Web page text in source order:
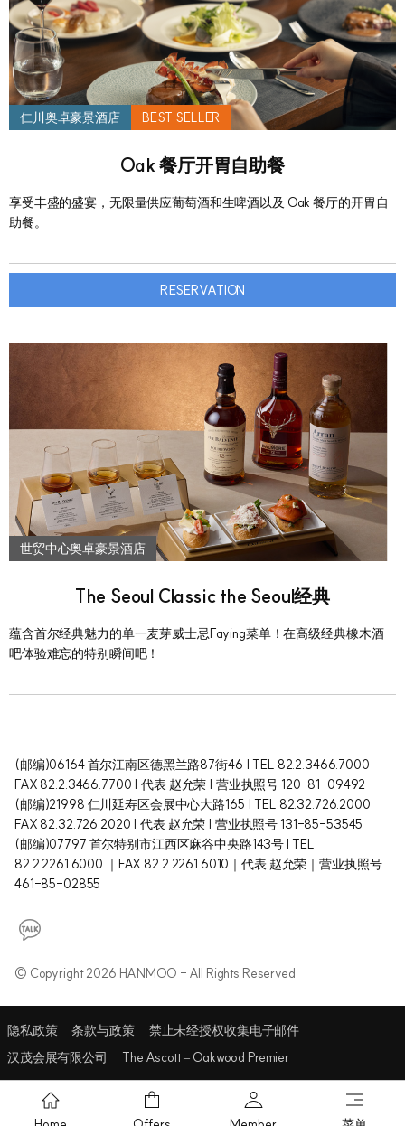
仁川奥卓豪景酒店 BEST SELLER
Oak 餐厅开胃自助餐
享受丰盛的盛宴，无限量供应葡萄酒和生啤酒以及 Oak 餐厅的开胃自
助餐。
RESERVATION
世贸中心奥卓豪景酒店
The Seoul Classic the Seoul经典
蕴含首尔经典魅力的单一麦芽威士忌Faying菜单！在高级经典橡木酒
吧体验难忘的特别瞬间吧！
(邮编)06164 首尔江南区德黑兰路87街46 | TEL 82.2.3466.7000
FAX 82.2.3466.7700 | 代表 赵允荣 | 营业执照号 120-81-09492
(邮编)21998 仁川延寿区会展中心大路165 | TEL 82.32.726.2000
FAX 82.32.726.2020 | 代表 赵允荣 | 营业执照号 131-85-53545
(邮编)07797 首尔特别市江西区麻谷中央路143号 l TEL
82.2.2261.6000 ｜FAX 82.2.2261.6010｜代表 赵允荣｜营业执照号
461-85-02855
© Copyright 2026 HANMOO - All Rights Reserved
隐私政策 条款与政策
禁止未经授权收集电子邮件
汉茂会展有限公司
The Ascott – Oakwood Premier